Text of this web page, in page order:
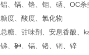
铝、镉、铬、钼、硒、OC杀
糖度、酸度、氯化物
总糖、甜味剂、安息香酸、
锑、砷、镉、铬、铜、锌